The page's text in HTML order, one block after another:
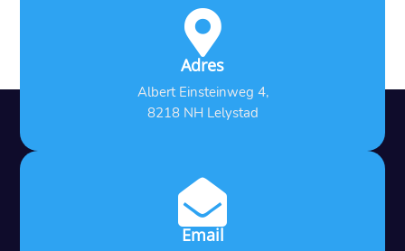

Adres
Albert Einsteinweg 4,
8218 NH Lelystad

Email